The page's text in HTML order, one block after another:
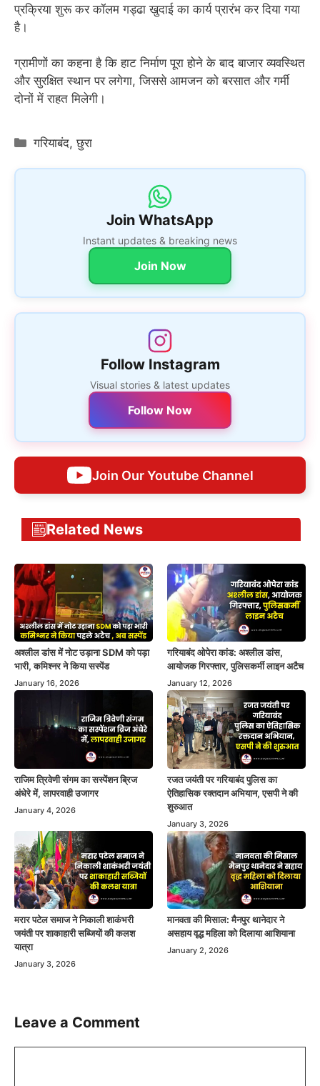
प्रक्रिया शुरू कर कॉलम गड्ढा खुदाई का कार्य प्रारंभ कर दिया गया
है।
ग्रामीणों का कहना है कि हाट निर्माण पूरा होने के बाद बाजार व्यवस्थित
और सुरक्षित स्थान पर लगेगा, जिससे आमजन को बरसात और गर्मी
दोनों में राहत मिलेगी।
Categories
गरियाबंद,छुरा
Join WhatsApp
Instant updates & breaking news
Join Now
Follow Instagram
Visual stories & latest updates
Follow Now
Join Our Youtube Channel
Related News
अश्लील डांस में नोट उड़ाना SDM को पड़ा
भारी, कमिश्नर ने किया सस्पेंड
January 16, 2026
गरियाबंद ओपेरा कांड: अश्लील डांस,
आयोजक गिरफ्तार, पुलिसकर्मी लाइन अटैच
January 12, 2026
राजिम त्रिवेणी संगम का सस्पेंशन ब्रिज
अंधेरे में, लापरवाही उजागर
January 4, 2026
रजत जयंती पर गरियाबंद पुलिस का
ऐतिहासिक रक्तदान अभियान, एसपी ने की
शुरुआत
January 3, 2026
मरार पटेल समाज ने निकाली शाकंभरी
जयंती पर शाकाहारी सब्जियों की कलश
यात्रा
January 3, 2026
मानवता की मिसाल: मैनपुर थानेदार ने
असहाय वृद्ध महिला को दिलाया आशियाना
January 2, 2026
Leave a Comment